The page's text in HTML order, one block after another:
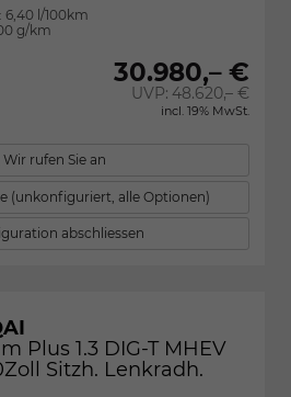
6,40 l/100km
g/km
30.980,– €
UVP: 48.620,– €
incl. 19% MwSt.
Wir rufen Sie an
(unkonfiguriert, alle Optionen)
abschliessen
Plus 1.3 DIG-T MHEV
Sitzh. Lenkradh.